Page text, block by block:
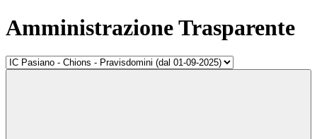
Amministrazione Trasparente